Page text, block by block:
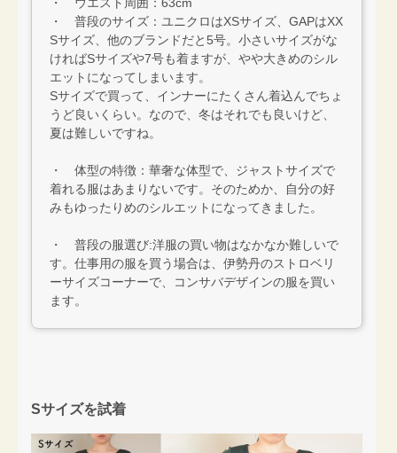
・ ウエスト周囲：63cm
・ 普段のサイズ：ユニクロはXSサイズ、GAPはXX
Sサイズ、他のブランドだと5号。小さいサイズがな
ければSサイズや7号も着ますが、やや大きめのシル
エットになってしまいます。
Sサイズで買って、インナーにたくさん着込んでちょ
うど良いくらい。なので、冬はそれでも良いけど、
夏は難しいですね。
・ 体型の特徴：華奢な体型で、ジャストサイズで
着れる服はあまりないです。そのためか、自分の好
みもゆったりめのシルエットになってきました。
・ 普段の服選び:洋服の買い物はなかなか難しいで
す。仕事用の服を買う場合は、伊勢丹のストロベリ
ーサイズコーナーで、コンサバデザインの服を買い
ます。
Sサイズを試着